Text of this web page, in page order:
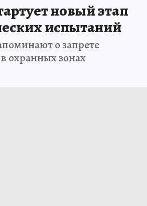
новый этап
испытаний
о запрете
охранных зонах